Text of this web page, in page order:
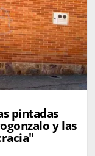
pintadas
y las